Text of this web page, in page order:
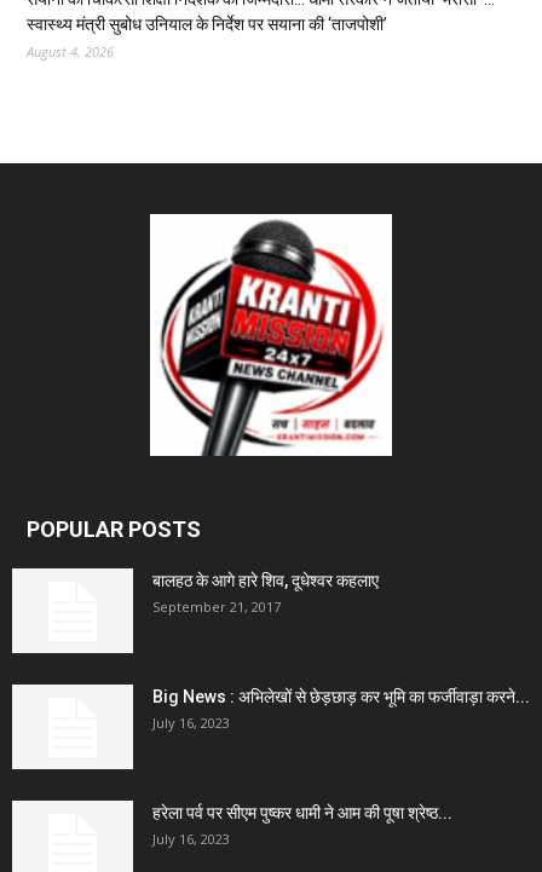
स्वास्थ्य मंत्री सुबोध उनियाल के निर्देश पर सयाना की ‘ताजपोशी’
August 4, 2026
POPULAR POSTS
बालहठ के आगे हारे शिव, दूधेश्वर कहलाए
September 21, 2017
Big News : अभिलेखों से छेड़छाड़ कर भूमि का फर्जीवाड़ा करने...
July 16, 2023
हरेला पर्व पर सीएम पुष्कर धामी ने आम की पूषा श्रेष्ठ...
July 16, 2023